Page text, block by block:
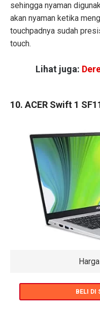
sehingga nyaman
akan nyaman ketika
touchpadnya sudah
touch.
Lihat juga:
10. ACER Swift 1
BELI DI